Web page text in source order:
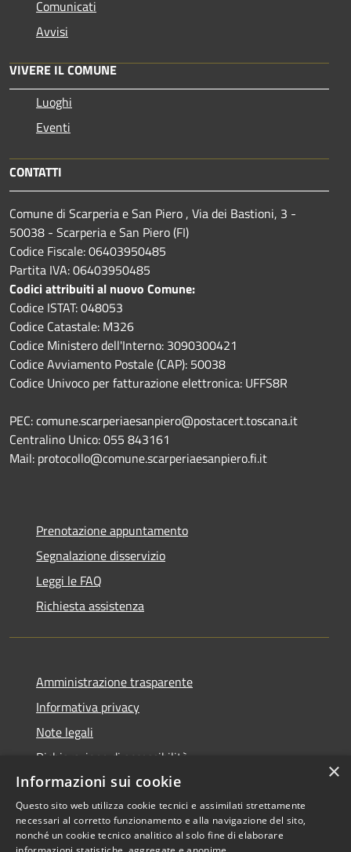
Comunicati
Avvisi
VIVERE IL COMUNE
Luoghi
Eventi
CONTATTI
Comune di Scarperia e San Piero , Via dei Bastioni, 3 -
50038 - Scarperia e San Piero (FI)
Codice Fiscale: 06403950485
Partita IVA: 06403950485
Codici attribuiti al nuovo Comune:
Codice ISTAT: 048053
Codice Catastale: M326
Codice Ministero dell'Interno: 3090300421
Codice Avviamento Postale (CAP): 50038
Codice Univoco per fatturazione elettronica: UFFS8R
PEC: comune.scarperiaesanpiero@postacert.toscana.it
Centralino Unico: 055 843161
Mail: protocollo@comune.scarperiaesanpiero.fi.it
Prenotazione appuntamento
Segnalazione disservizio
Leggi le FAQ
Richiesta assistenza
Amministrazione trasparente
Informativa privacy
Note legali
Dichiarazione di accessibilità
RSS
Copyright © 2026 • Comune di
×
Informazioni sui cookie
Questo sito web utilizza cookie tecnici e assimilati strettamente
necessari al corretto funzionamento e alla navigazione del sito,
nonché un cookie tecnico analitico al solo fine di elaborare